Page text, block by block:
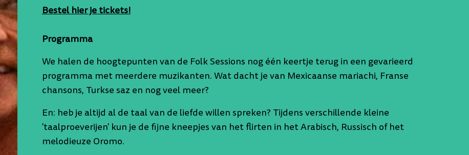
Bestel hier je tickets!
Programma
We halen de hoogtepunten van de Folk Sessions nog één keertje terug in een gevarieerd
programma met meerdere muzikanten. Wat dacht je van Mexicaanse mariachi, Franse
chansons, Turkse saz en nog veel meer?
En: heb je altijd al de taal van de liefde willen spreken? Tijdens verschillende kleine
'taalproeverijen' kun je de fijne kneepjes van het flirten in het Arabisch, Russisch of het
melodieuze Oromo.